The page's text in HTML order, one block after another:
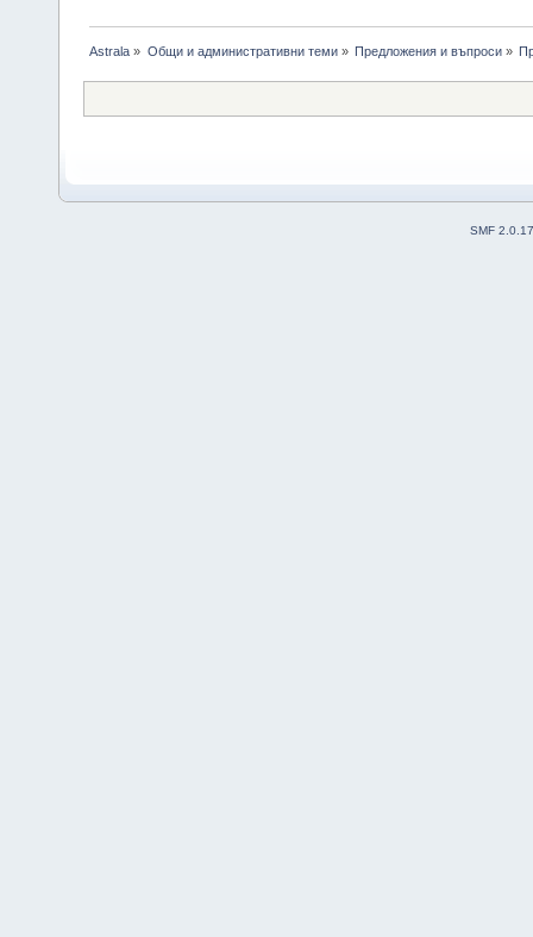
Astrala » Общи и административни теми» Предложения и въпроси»
SMF 2.0.17